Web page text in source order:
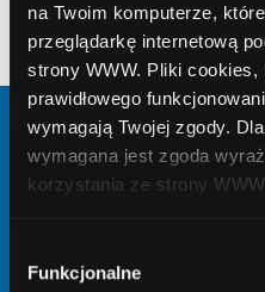
na Twoim komputerze,
przeglądarkę internetową
strony WWW. Pliki cookies,
prawidłowego
wymagają Twojej zgody.
wymagana jest zgoda
korzystania ze strony
formy korzystania z
zgody
Funkcjonalne
Kwota
Liczba rat